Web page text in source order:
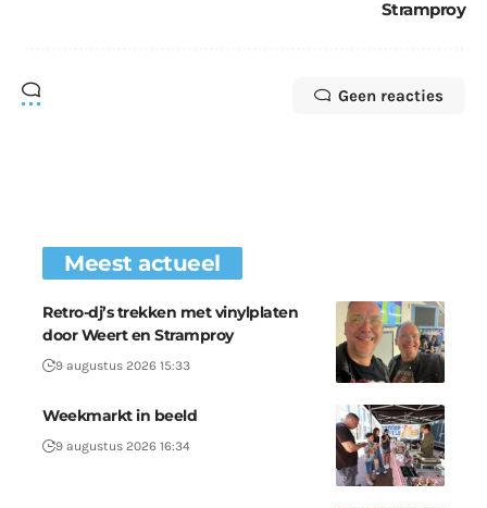
Stramproy
Geen reacties
Meest actueel
Retro-dj’s trekken met vinylplaten
door Weert en Stramproy
9 augustus 2026 15:33
Weekmarkt in beeld
9 augustus 2026 16:34